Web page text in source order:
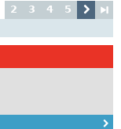
2 3 4 5